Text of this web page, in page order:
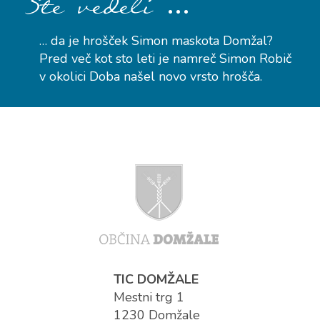
… da je hrošček Simon maskota Domžal?
Pred več kot sto leti je namreč Simon Robič
v okolici Doba našel novo vrsto hrošča.
TIC DOMŽALE
Mestni trg 1
1230 Domžale